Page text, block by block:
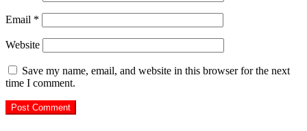
Email *
Website
Save my name, email, and website in this browser for the next
time I comment.